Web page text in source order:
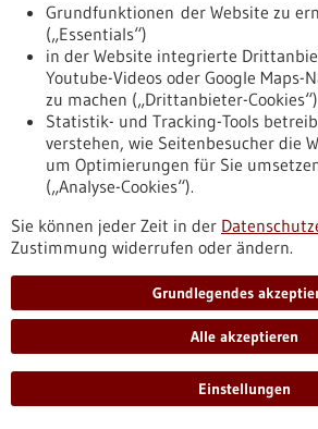
Auf kleinstem Raum Bewegung aktiv
erstaunlich viel Kraft? Dass dies
Karlsruher Unternehmen memetis. Mit
Bauteilen zur Steuerung von Fluiden
Potenziale im medizintechnischen und
Bereich – von Impfstoffentwicklung,
Medikamentenforschung bis hin zu
https://www.gesundheitsindustrie-
bw.de/fachbeitrag/aktuell/ultra-
formgedaechtnisaktoren
Pressemitteilung - 23.03.2021
CureVacs COVID-19-
CVnCoV zeigt in
Studie Schutzwirkung gegen
B.1.351 (Südafrika-Variante)
Grundfunktionen der Website zu
(„Essentials“)
in der Website integrierte
Youtube-Videos oder Google Maps-
zu machen („Drittanbieter-Cookies“)
Statistik- und Tracking-Tools
verstehen, wie Seitenbesucher die
um Optimierungen für Sie
(„Analyse-Cookies“).
Sie können jeder Zeit in der
Zustimmung widerrufen oder ändern.
Grundlegendes
Alle akzeptieren
Einstellungen